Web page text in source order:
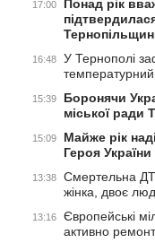
17:00
Понад рік
16:48
У Тернополі
15:39
Боронячи
міської ради
15:09
Майже рік
Героя
13:38
Смертельна
жінка, двоє
13:16
Європейські
активно